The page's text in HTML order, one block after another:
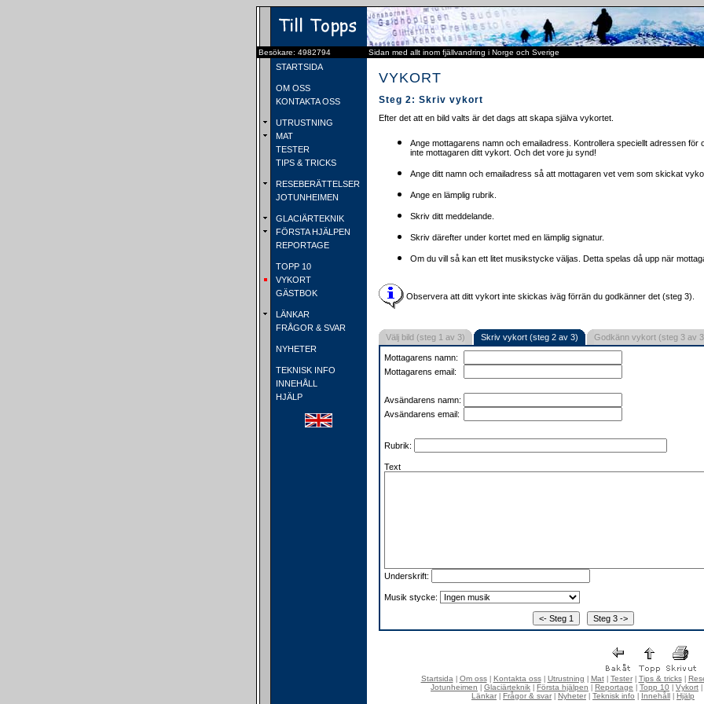
Besökare: 4982794 Sidan med allt inom fjällvandring i Norge och Sverige
STARTSIDA
OM OSS
KONTAKTA OSS
UTRUSTNING
MAT
TESTER
TIPS & TRICKS
RESEBERÄTTELSER
JOTUNHEIMEN
GLACIÄRTEKNIK
FÖRSTA HJÄLPEN
REPORTAGE
TOPP 10
VYKORT
GÄSTBOK
LÄNKAR
FRÅGOR & SVAR
NYHETER
TEKNISK INFO
INNEHÅLL
HJÄLP
VYKORT
Steg 2: Skriv vykort
Efter det att en bild valts är det dags att skapa själva vykortet.
Ange mottagarens namn och emailadress. Kontrollera speciellt adressen för
inte mottagaren ditt vykort. Och det vore ju synd!
Ange ditt namn och emailadress så att mottagaren vet vem som skickat
Ange en lämplig rubrik.
Skriv ditt meddelande.
Skriv därefter under kortet med en lämplig signatur.
Om du vill så kan ett litet musikstycke väljas. Detta spelas då upp när
Observera att ditt vykort inte skickas iväg förrän du godkänner det (steg 3).
Välj bild (steg 1 av 3) Skriv vykort (steg 2 av 3) Godkänn vykort (steg 3 av
Mottagarens namn:
Mottagarens email:
Avsändarens namn:
Avsändarens email:
Rubrik:
Text
Underskrift:
Musik stycke:
Startsida| Om oss| Kontakta oss| Utrustning Mat| Tester| Tips & tricks|
Jotunheimen
Glaciärteknik Första hjälpen Reportage Topp 10 Vykort
Länkar
Frågor & svar Nyheter Teknisk info Innehåll Hjälp